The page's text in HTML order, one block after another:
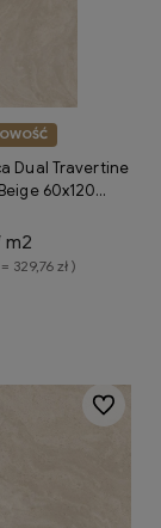
Dual Travertine
60x120
trawertyn
m2
329,76 zł )
Do